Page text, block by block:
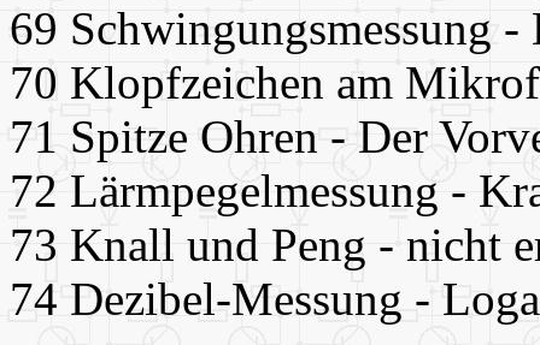
69 Schwingungsmessung
70 Klopfzeichen am
71 Spitze Ohren - Der
72 Lärmpegelmessung -
73 Knall und Peng - nicht
74 Dezibel-Messung -